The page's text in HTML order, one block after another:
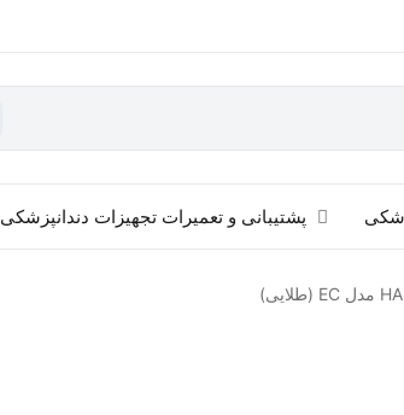
پشتیبانی و تعمیرات تجهیزات دندانپزشکی